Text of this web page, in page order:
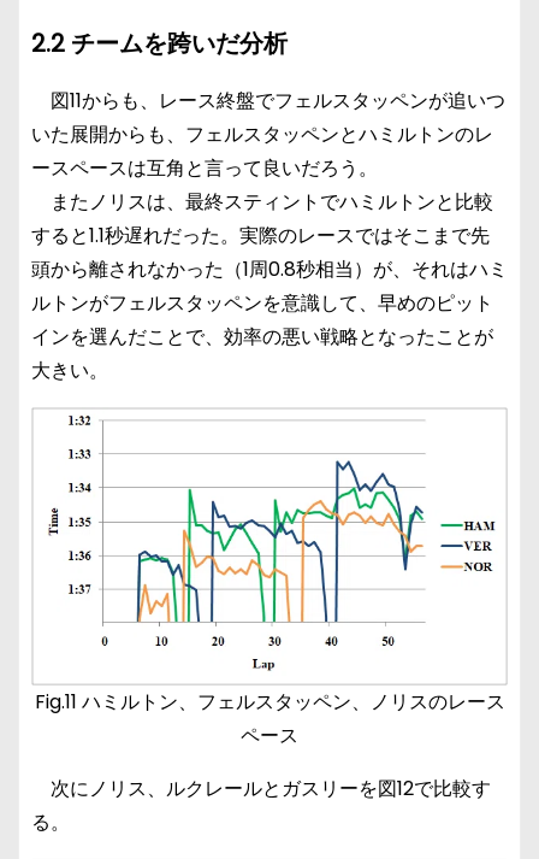
2.2 チームを跨いだ分析
図11からも、レース終盤でフェルスタッペンが追いつ
いた展開からも、フェルスタッペンとハミルトンのレ
ースペースは互角と言って良いだろう。
またノリスは、最終スティントでハミルトンと比較
すると1.1秒遅れだった。実際のレースではそこまで先
頭から離されなかった（1周0.8秒相当）が、それはハミ
ルトンがフェルスタッペンを意識して、早めのピット
インを選んだことで、効率の悪い戦略となったことが
大きい。
Fig.11 ハミルトン、フェルスタッペン、ノリスのレース
ペース
次にノリス、ルクレールとガスリーを図12で比較す
る。